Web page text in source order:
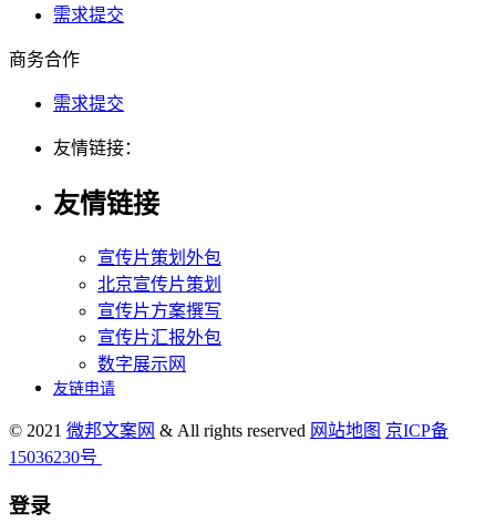
需求提交
商务合作
需求提交
友情链接：
友情链接
宣传片策划外包
北京宣传片策划
宣传片方案撰写
宣传片汇报外包
数字展示网
友链申请
© 2021 微邦文案网 & All rights reserved 网站地图 京ICP备
15036230号
登录